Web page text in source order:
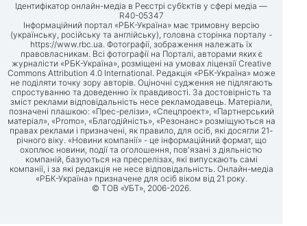
Ідентифікатор онлайн-медіа в Реєстрі суб’єктів у сфері медіа —
R40-05347
Інформаційний портал «РБК-Україна» має тримовну версію
(українську, російську та англійську), головна сторінка порталу -
https://www.rbc.ua. Фотографії, зображення належать їх
правовласникам. Всі фотографії на Порталі, авторами яких є
журналісти «РБК-Україна», розміщені на умовах ліцензії Creative
Commons Attribution 4.0 International. Редакція «РБК-Україна» може
не поділяти точку зору авторів. Оціночні судження не підлягають
спростуванню та доведенню їх правдивості. За достовірність та
зміст реклами відповідальність несе рекламодавець. Матеріали,
позначені плашкою: «Прес-релізи», «Спецпроект», «Партнерський
матеріал», «Promo», «Благодійність», «Резонанс» розміщуються на
правах реклами і призначені, як правило, для осіб, які досягли 21-
річного віку. «Новини компанії» - це інформаційний формат, що
охоплює новини, події та оголошення, пов'язані з діяльністю
компаній, базуються на пресрелізах, які випускають самі
компанії, і за які редакція не несе відповідальність. Онлайн-медіа
«РБК-Україна» призначене для осіб віком від 21 року.
© ТОВ «УБТ», 2006-2026.